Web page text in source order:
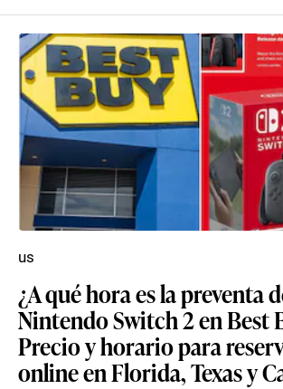
¿A qué hora es la preventa
Nintendo Switch 2 en Best
Precio y horario para
online en Florida, Texas y
us